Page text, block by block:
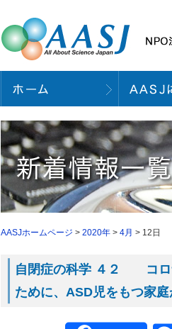
AASJホームページ > 2020年 > 4月 > 12日
自閉症の科学 ４２ コロ
ために、ASD児をもつ家庭